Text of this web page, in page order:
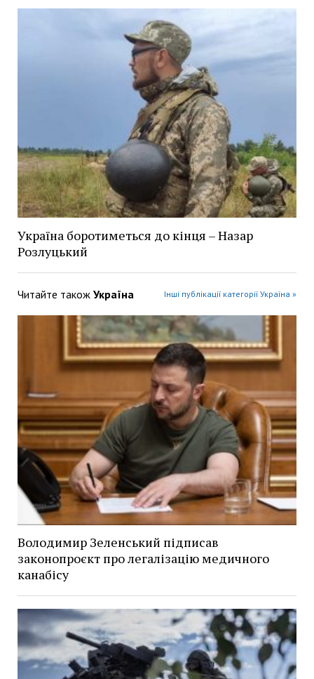
Україна боротиметься до кінця – Назар
Розлуцький
Читайте також Україна Інші публікації категорії Україна »
Володимир Зеленський підписав
законопроєкт про легалізацію медичного
канабісу